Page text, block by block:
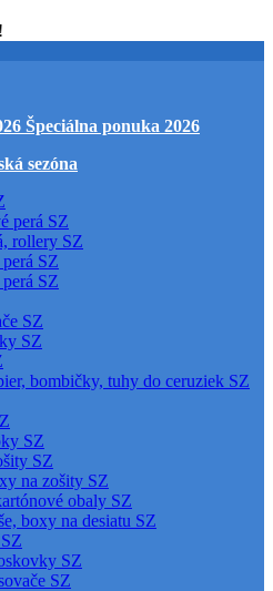
Špeciálna ponuka 2026
sezóna
perá SZ
rollery SZ
SZ
SZ
SZ
SZ
bombičky, tuhy do ceruziek SZ
SZ
SZ
na zošity SZ
obaly SZ
boxy na desiatu SZ
SZ
SZ